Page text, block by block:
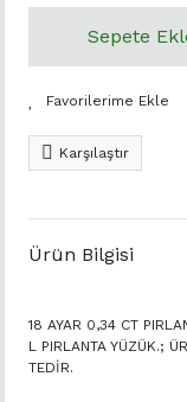
Sepete
Karşılaştır
Ürün Bilgisi
18 AYAR 0,34 CT
L PIRLANTA YÜZÜK.;
TEDİR.